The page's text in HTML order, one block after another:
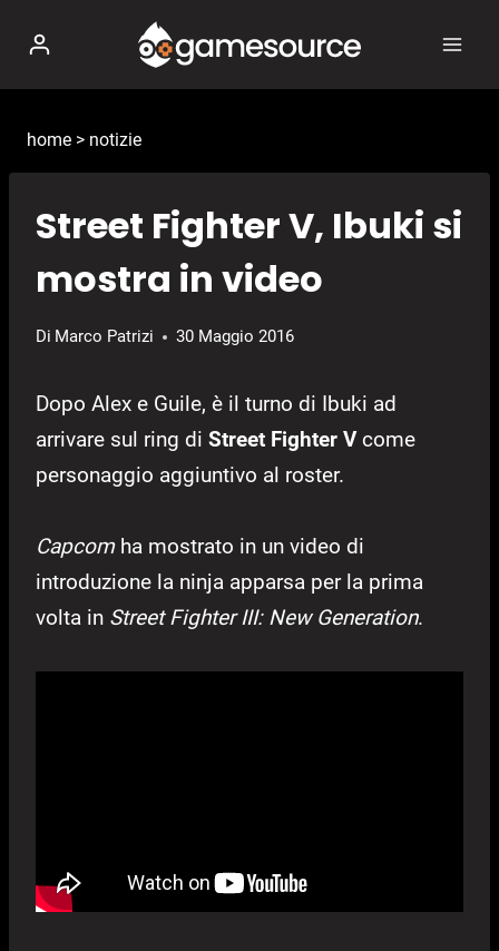
contenuto
home > notizie
Street Fighter V, Ibuki si
mostra in video
Di Marco Patrizi 30 Maggio 2016
Dopo Alex e Guile, è il turno di Ibuki ad
arrivare sul ring di Street Fighter Vcome
personaggio aggiuntivo al roster.
Capcomha mostrato in un video di
introduzione la ninja apparsa per la prima
volta in Street Fighter III: New Generation.